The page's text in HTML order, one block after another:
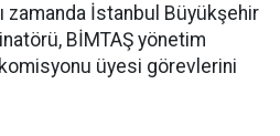
zamanda İstanbul Büyükşehir
BİMTAŞ yönetim
üyesi görevlerini